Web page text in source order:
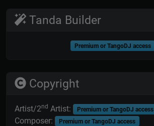
Tanda Builder
Premium or TangoDJ access
Copyright
Artist/2nd Artist: Premium or TangoDJ access
Composer: Premium or TangoDJ access